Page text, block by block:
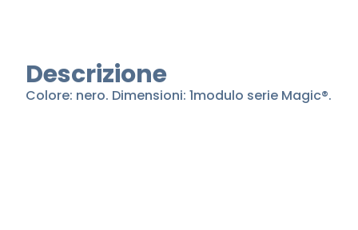
Descrizione
Colore: nero. Dimensioni: 1modulo serie Magic®.